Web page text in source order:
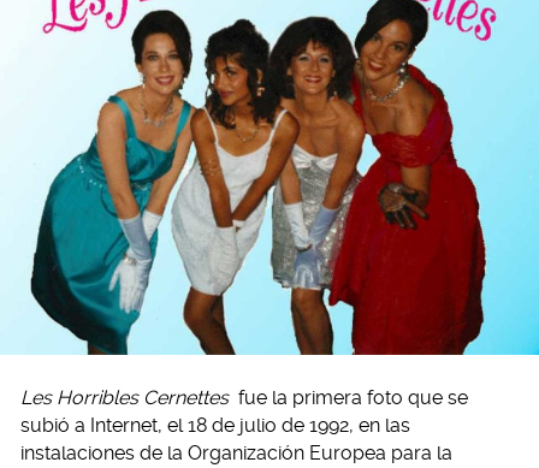
Les Horribles Cernettes fue la primera foto que se
subió a Internet, el 18 de julio de 1992, en las
instalaciones de la Organización Europea para la